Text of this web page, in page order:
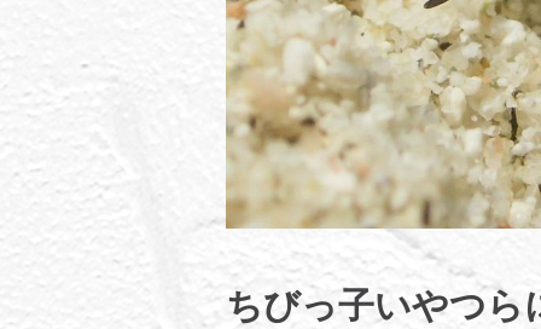
ちびっ子いやつら